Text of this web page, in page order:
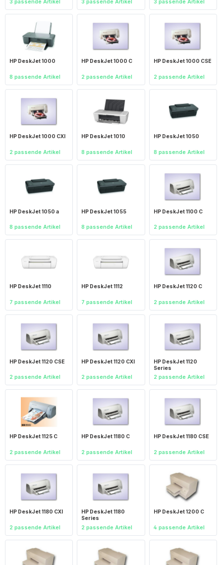
3 passende Artikel 3 passende Artikel 3 passende Artikel
HP DeskJet 1000
8 passende Artikel
HP DeskJet 1000 C
2 passende Artikel
HP DeskJet 1000 CSE
2 passende Artikel
HP DeskJet 1000 CXI
2 passende Artikel
HP DeskJet 1010
8 passende Artikel
HP DeskJet 1050
8 passende Artikel
HP DeskJet 1050 a
8 passende Artikel
HP DeskJet 1055
8 passende Artikel
HP DeskJet 1100 C
2 passende Artikel
HP DeskJet 1110
7 passende Artikel
HP DeskJet 1112
7 passende Artikel
HP DeskJet 1120 C
2 passende Artikel
HP DeskJet 1120 CSE
2 passende Artikel
HP DeskJet 1120 CXI
2 passende Artikel
HP DeskJet 1120
Series
2 passende Artikel
HP DeskJet 1125 C
2 passende Artikel
HP DeskJet 1180 C
2 passende Artikel
HP DeskJet 1180 CSE
2 passende Artikel
HP DeskJet 1180 CXI
2 passende Artikel
HP DeskJet 1180
Series
2 passende Artikel
HP DeskJet 1200 C
4 passende Artikel